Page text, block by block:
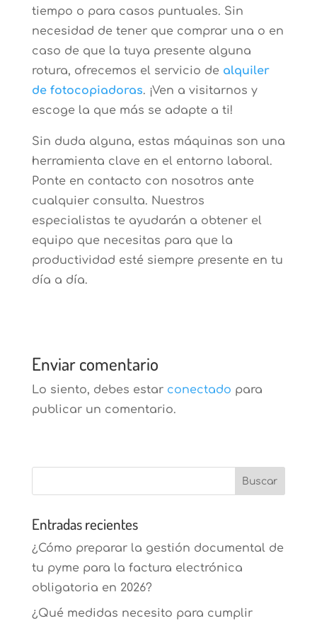
tiempo o para casos puntuales. Sin
necesidad de tener que comprar una o en
caso de que la tuya presente alguna
rotura, ofrecemos el servicio de alquiler
de fotocopiadoras. ¡Ven a visitarnos y
escoge la que más se adapte a ti!
Sin duda alguna, estas máquinas son una
herramienta clave en el entorno laboral.
Ponte en contacto con nosotros ante
cualquier consulta. Nuestros
especialistas te ayudarán a obtener el
equipo que necesitas para que la
productividad esté siempre presente en tu
día a día.
Enviar comentario
Lo siento, debes estar conectado para
publicar un comentario.
Entradas recientes
¿Cómo preparar la gestión documental de
tu pyme para la factura electrónica
obligatoria en 2026?
¿Qué medidas necesito para cumplir